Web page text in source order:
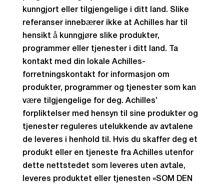
kunngjort eller tilgjengelige i ditt land. Slike
referanser innebærer ikke at Achilles har til
hensikt å kunngjøre slike produkter,
programmer eller tjenester i ditt land. Ta
kontakt med din lokale Achilles-
forretningskontakt for informasjon om
produkter, programmer og tjenester som kan
være tilgjengelige for deg. Achilles’
forpliktelser med hensyn til sine produkter og
tjenester reguleres utelukkende av avtalene
de leveres i henhold til. Hvis du skaffer deg et
produkt eller en tjeneste fra Achilles utenfor
dette nettstedet som leveres uten avtale,
leveres produktet eller tjenesten «SOM DEN